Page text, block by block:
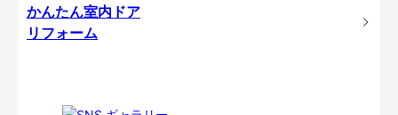
かんたん室内ドア
リフォーム